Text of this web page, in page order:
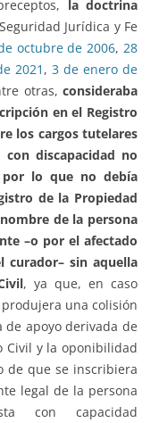
la doctrina
Jurídica y Fe
octubre de 2006,28
2021 ,3 de enero de
otras,consideraba
en el Registro
los cargos tutelares
discapacidad no
por lo que no debía
de la Propiedad
de la persona
–o por el afectado
curador– sin aquella
, ya que, en caso
una colisión
apoyo derivada de
Civil y la oponibilidad
de que se inscribiera
legal de la persona
con capacidad